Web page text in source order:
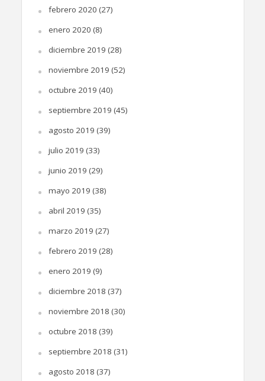
febrero 2020 (27)
enero 2020 (8)
diciembre 2019 (28)
noviembre 2019 (52)
octubre 2019 (40)
septiembre 2019 (45)
agosto 2019 (39)
julio 2019 (33)
junio 2019 (29)
mayo 2019 (38)
abril 2019 (35)
marzo 2019 (27)
febrero 2019 (28)
enero 2019 (9)
diciembre 2018 (37)
noviembre 2018 (30)
octubre 2018 (39)
septiembre 2018 (31)
agosto 2018 (37)